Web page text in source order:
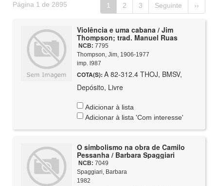
Página 1 de 2895 1 2 3 Seguinte ››
Violência e uma cabana / Jim
Thompson; trad. Manuel Ruas
NCB: 7795
Thompson, Jim, 1906-1977
imp. l987
COTA(S): A 82-312.4 THOJ, BMSV,
Depósito, Livre
Adicionar à lista
Adicionar à lista 'Com interesse'
O simbolismo na obra de Camilo
Pessanha / Barbara Spaggiari
NCB: 7049
Spaggiari, Barbara
1982